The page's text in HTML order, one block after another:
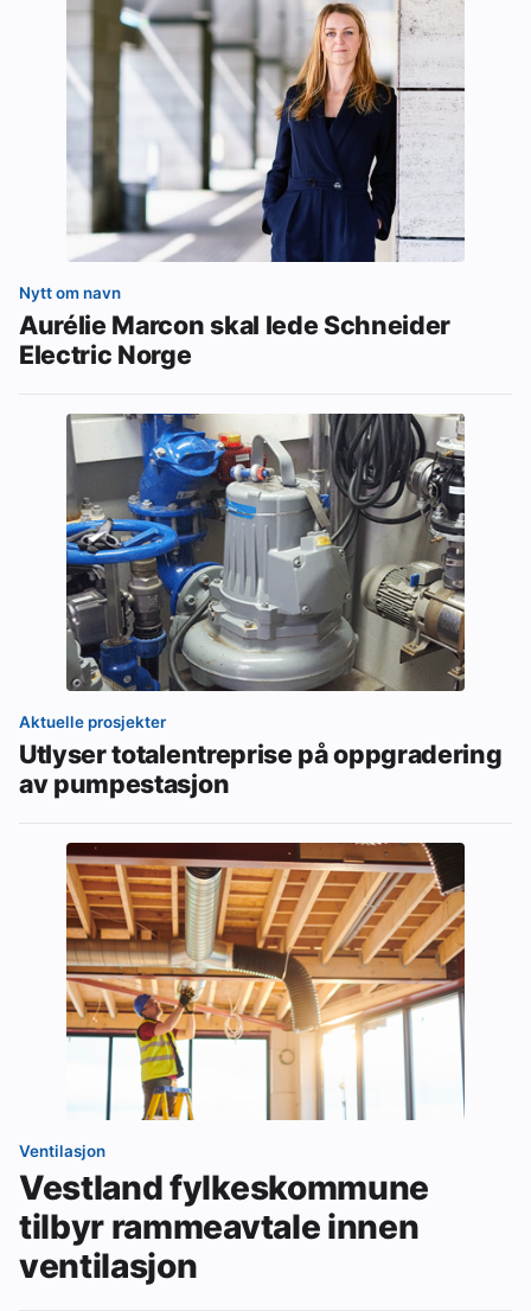
Nytt om navn
Aurélie Marcon skal lede Schneider
Electric Norge
Aktuelle prosjekter
Utlyser totalentreprise på oppgradering
av pumpestasjon
Ventilasjon
Vestland fylkeskommune
tilbyr rammeavtale innen
ventilasjon